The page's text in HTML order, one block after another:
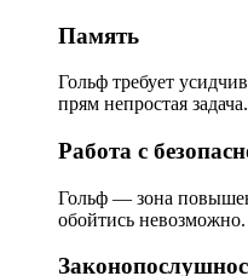
Память
Гольф требует
прям непростая
Работа с
Гольф — зона
обойтись невозможно.